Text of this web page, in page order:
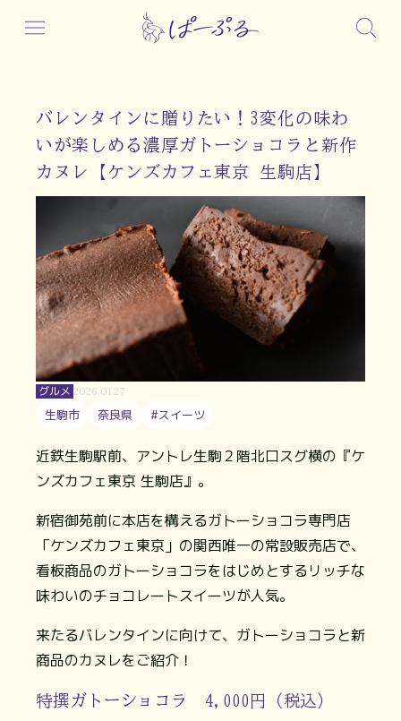
バレンタインに贈りたい！3変化の味わ
いが楽しめる濃厚ガトーショコラと新作
カヌレ【ケンズカフェ東京 生駒店】
グルメ 2026.01.27
生駒市 奈良県 #スイーツ
近鉄生駒駅前、アントレ生駒２階北口スグ横の『ケ
ンズカフェ東京 生駒店』。
新宿御苑前に本店を構えるガトーショコラ専門店
「ケンズカフェ東京」の関西唯一の常設販売店で、
看板商品のガトーショコラをはじめとするリッチな
味わいのチョコレートスイーツが人気。
来たるバレンタインに向けて、ガトーショコラと新
商品のカヌレをご紹介！
特撰ガトーショコラ 4,000円（税込）